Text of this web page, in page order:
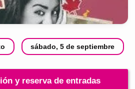
sábado, 5 de septiembre
y reserva de entradas